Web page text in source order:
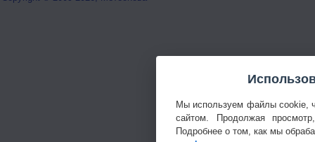
Мы используем файлы cookie,
сайтом. Продолжая
Подробнее о том, как мы